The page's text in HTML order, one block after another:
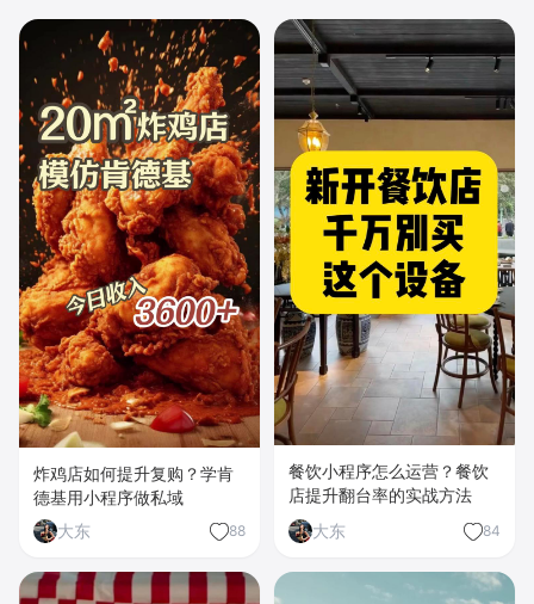
炸鸡店如何提升复购？学肯
德基用小程序做私域
大东
88
餐饮小程序怎么运营？餐饮
店提升翻台率的实战方法
大东
84